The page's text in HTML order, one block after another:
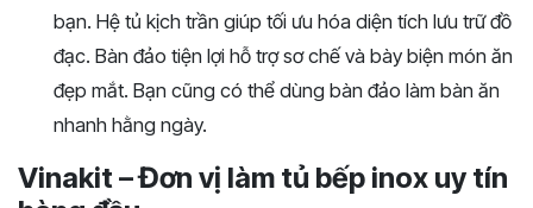
bạn. Hệ tủ kịch trần giúp tối ưu hóa diện tích lưu trữ đồ
đạc. Bàn đảo tiện lợi hỗ trợ sơ chế và bày biện món ăn
đẹp mắt. Bạn cũng có thể dùng bàn đảo làm bàn ăn
nhanh hằng ngày.
Vinakit – Đơn vị làm tủ bếp inox uy tín